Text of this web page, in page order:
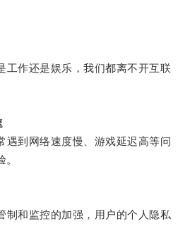
作还是娱乐，我们都离不开互联
到网络速度慢、游戏延迟高等问
和监控的加强，用户的个人隐私